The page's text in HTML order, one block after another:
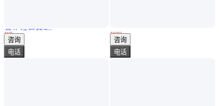
河北龙轩厂家专业生产大中小冷却塔喷头 冷却塔花兰喷头 喷雾喷头 马利喷头 型号齐全 欢迎定制
真实性已核验
￥6.00
河北衡水
咨询
电话
￥54 .00/0
广东广州
咨询
电话